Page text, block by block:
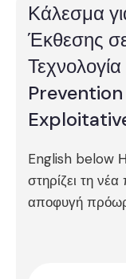
Κάλεσμα
Έκθεσης
English below
στηρίζει τη
αποφυγή